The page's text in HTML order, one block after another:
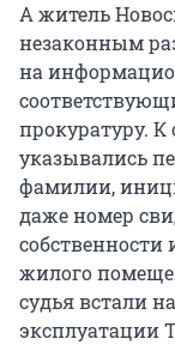
А житель
незаконным
на
прокуратуру.
указывались
фамилии,
даже номер
жилого
судья встали
эксплуатации